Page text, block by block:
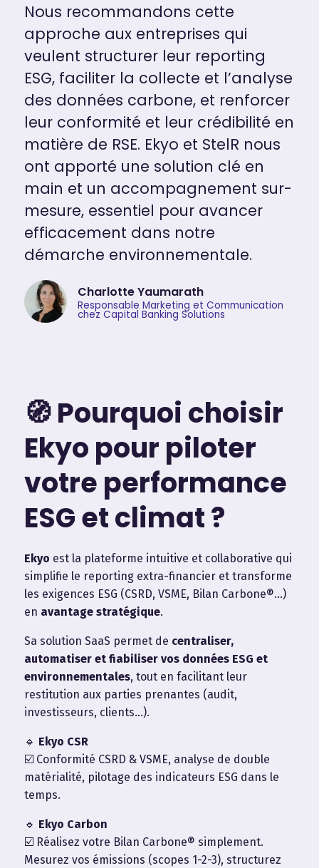
Nous recommandons cette
approche aux entreprises qui
veulent structurer leur reporting
ESG, faciliter la collecte et l’analyse
des données carbone, et renforcer
leur conformité et leur crédibilité en
matière de RSE. Ekyo et StelR nous
ont apporté une solution clé en
main et un accompagnement sur-
mesure, essentiel pour avancer
efficacement dans notre
démarche environnementale.
Charlotte Yaumarath
Responsable Marketing et Communication
chez Capital Banking Solutions
🧭 Pourquoi choisir
Ekyo pour piloter
votre performance
ESG et climat ?
Ekyo est la plateforme intuitive et collaborative qui
simplifie le reporting extra-financier et transforme
les exigences ESG (CSRD, VSME, Bilan Carbone®…)
en avantage stratégique.
Sa solution SaaS permet de centraliser,
automatiser et fiabiliser vos données ESG et
environnementales, tout en facilitant leur
restitution aux parties prenantes (audit,
investisseurs, clients…).
🔹 Ekyo CSR
☑️ Conformité CSRD & VSME, analyse de double
matérialité, pilotage des indicateurs ESG dans le
temps.
🔹 Ekyo Carbon
☑️ Réalisez votre Bilan Carbone® simplement.
Mesurez vos émissions (scopes 1-2-3), structurez